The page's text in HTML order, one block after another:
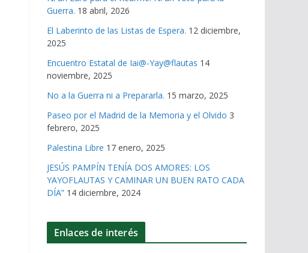
Guerra. 18 abril, 2026
El Laberinto de las Listas de Espera. 12 diciembre,
2025
Encuentro Estatal de Iai@-Yay@flautas 14
noviembre, 2025
No a la Guerra ni a Prepararla. 15 marzo, 2025
Paseo por el Madrid de la Memoria y el Olvido 3
febrero, 2025
Palestina Libre 17 enero, 2025
JESÚS PAMPÍN TENÍA DOS AMORES: LOS
YAYOFLAUTAS Y CAMINAR UN BUEN RATO CADA
DÍA” 14 diciembre, 2024
Enlaces de interés